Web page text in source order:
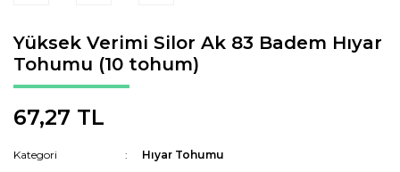
Yüksek Verimi Silor Ak 83 Badem Hıyar
Tohumu (10 tohum)
67,27 TL
Kategori
Hıyar Tohumu